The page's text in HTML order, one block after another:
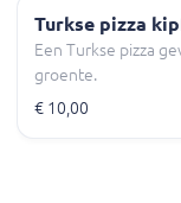
Turkse pizza
Een Turkse pizza
groente.
€ 10,00